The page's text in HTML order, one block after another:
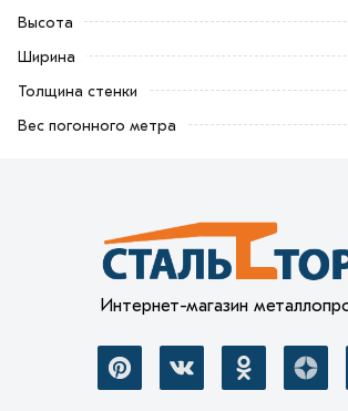
Высота
Ширина
Толщина стенки
Вес погонного метра
Интернет-магазин